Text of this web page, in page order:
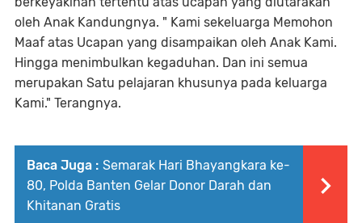
oleh Anak Kandungnya. " Kami sekeluarga Memohon
Maaf atas Ucapan yang disampaikan oleh Anak Kami.
Hingga menimbulkan kegaduhan. Dan ini semua
merupakan Satu pelajaran khusunya pada keluarga
Kami." Terangnya.
Baca Juga : Semarak Hari Bhayangkara ke-
80, Polda Banten Gelar Donor Darah dan
Khitanan Gratis